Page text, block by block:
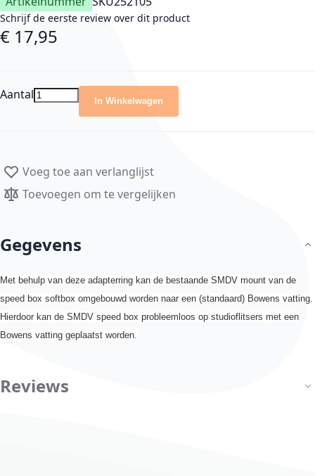
Schrijf de eerste review over dit product
€ 17,95
Aantal In Winkelwagen
Voeg toe aan verlanglijst
Toevoegen om te vergelijken
Gegevens
Met behulp van deze adapterring kan de bestaande SMDV mount van de
speed box softbox omgebouwd worden naar een (standaard) Bowens vatting.
Hierdoor kan de SMDV speed box probleemloos op studioflitsers met een
Bowens vatting geplaatst worden.
Reviews